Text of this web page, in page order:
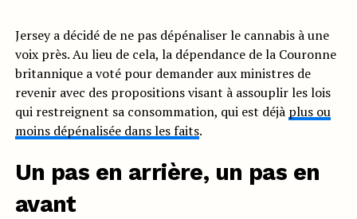
Jersey a décidé de ne pas dépénaliser le cannabis à une
voix près. Au lieu de cela, la dépendance de la Couronne
britannique a voté pour demander aux ministres de
revenir avec des propositions visant à assouplir les lois
qui restreignent sa consommation, qui est déjà plus ou
moins dépénalisée dans les faits.
Un pas en arrière, un pas en
avant